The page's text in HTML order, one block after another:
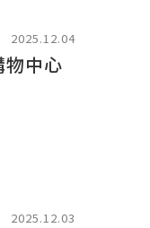
2025.12.04
中心
2025.12.03